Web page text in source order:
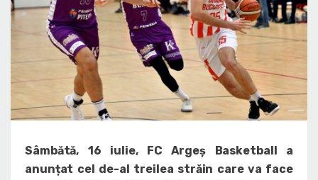
Sâmbătă, 16 iulie, FC Argeș Basketball a
anunțat cel de-al treilea străin care va face